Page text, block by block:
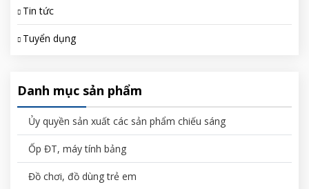
Tin tức
Tuyển dụng
Danh mục sản phẩm
Ủy quyền sản xuất các sản phẩm chiếu sáng
Ốp ĐT, máy tính bảng
Đồ chơi, đồ dùng trẻ em